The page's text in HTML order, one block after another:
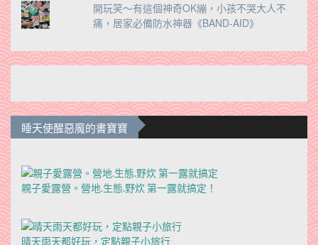
開玩笑～有這個神奇OK繃，小孩不哭大人不
痛，居家必備防水神器《BAND-AID》
睡天使醒惡魔的書寶寶
親子愛露營。營地.生態.野炊 第一露就搞定！
晴天雨天都好玩，定點親子小旅行